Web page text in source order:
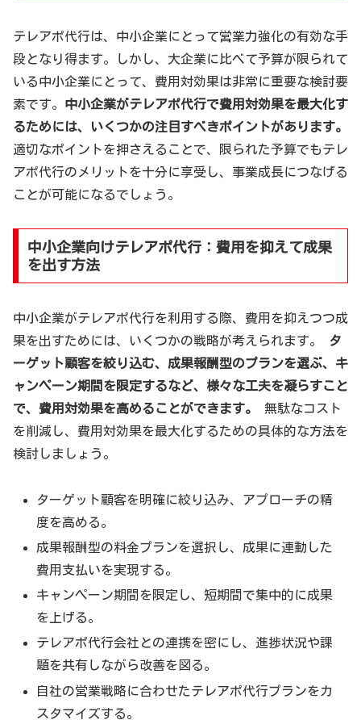
テレアポ代行は、中小企業にとって営業力強化の有効な手
段となり得ます。しかし、大企業に比べて予算が限られて
いる中小企業にとって、費用対効果は非常に重要な検討要
素です。 中小企業がテレアポ代行で費用対効果を最大化す
るためには、いくつかの注目すべきポイントがあります。
適切なポイントを押さえることで、限られた予算でもテレ
アポ代行のメリットを十分に享受し、事業成長につなげる
ことが可能になるでしょう。
中小企業向けテレアポ代行：費用を抑えて成果
を出す方法
中小企業がテレアポ代行を利用する際、費用を抑えつつ成
果を出すためには、いくつかの戦略が考えられます。
タ
ーゲット顧客を絞り込む、成果報酬型のプランを選ぶ、キ
ャンペーン期間を限定するなど、様々な工夫を凝らすこと
で、費用対効果を高めることができます。
無駄なコスト
を削減し、費用対効果を最大化するための具体的な方法を
検討しましょう。
ターゲット顧客を明確に絞り込み、アプローチの精
度を高める。
成果報酬型の料金プランを選択し、成果に連動した
費用支払いを実現する。
キャンペーン期間を限定し、短期間で集中的に成果
を上げる。
テレアポ代行会社との連携を密にし、進捗状況や課
題を共有しながら改善を図る。
自社の営業戦略に合わせたテレアポ代行プランをカ
スタマイズする。